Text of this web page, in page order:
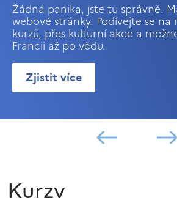
Žádná panika, jste tu správně.
webové stránky. Podívejte se na
kurzů, přes kulturní akce a
Francii až po vědu.
Zjistit více
Kurzy